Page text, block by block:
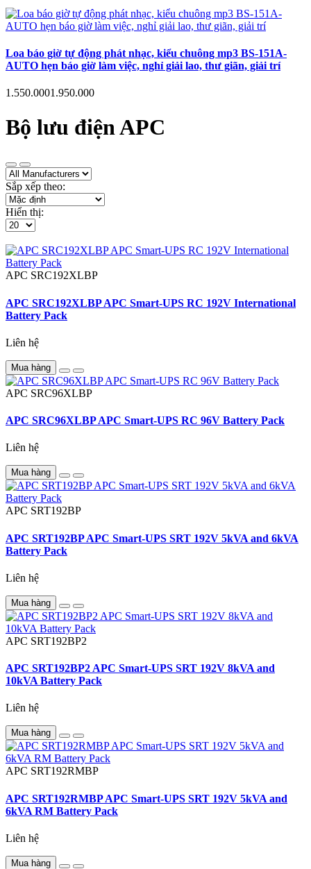
Loa báo giờ tự động phát nhạc, kiểu chuông mp3 BS-151A-
AUTO hẹn báo giờ làm việc, nghỉ giải lao, thư giãn, giải trí
1.550.0001.950.000
Bộ lưu điện APC
Sắp xếp theo:
Hiển thị:
APC SRC192XLBP
APC SRC192XLBP APC Smart-UPS RC 192V International
Battery Pack
Liên hệ
Mua hàng
APC SRC96XLBP
APC SRC96XLBP APC Smart-UPS RC 96V Battery Pack
Liên hệ
Mua hàng
APC SRT192BP
APC SRT192BP APC Smart-UPS SRT 192V 5kVA and 6kVA
Battery Pack
Liên hệ
Mua hàng
APC SRT192BP2
APC SRT192BP2 APC Smart-UPS SRT 192V 8kVA and
10kVA Battery Pack
Liên hệ
Mua hàng
APC SRT192RMBP
APC SRT192RMBP APC Smart-UPS SRT 192V 5kVA and
6kVA RM Battery Pack
Liên hệ
Mua hàng